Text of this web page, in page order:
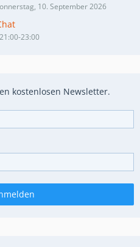
10. September 2026
23:00
kostenlosen Newsletter.